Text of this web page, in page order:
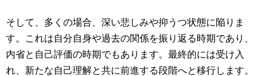
そして、多くの場合、深い悲しみや抑うつ状態に陥りま
す。これは自分自身や過去の関係を振り返る時期であり、
内省と自己評価の時期でもあります。最終的には受け入
れ、新たな自己理解と共に前進する段階へと移行します。